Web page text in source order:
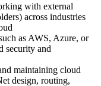
with external
across industries
as AWS, Azure, or
security and
maintaining cloud
design, routing,